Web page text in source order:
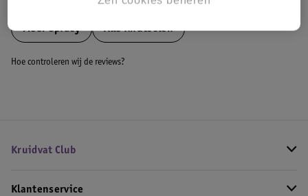
MeerSpidey Alle Knutselen
Hoe controleren wij de reviews?
Kruidvat Club
Klantenservice